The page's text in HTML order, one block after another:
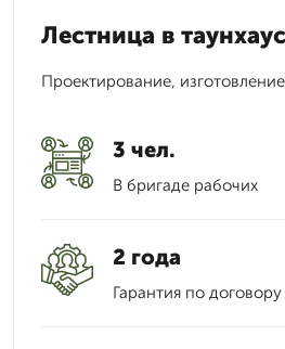
Лестница в
Проектирование,
3 чел.
В бригаде рабочих
2 года
Гарантия по договору